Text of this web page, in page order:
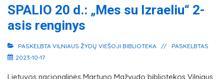
SPALIO 20 d.: „Mes su Izraeliu“ 2-
asis renginys
PASKELBTA VILNIAUS ŽYDŲ VIEŠOJI BIBLIOTEKA
PASKELBTAS
2023-10-17
Lietuvos nacionalinės Martyno Mažvydo bibliotekos Vilniaus